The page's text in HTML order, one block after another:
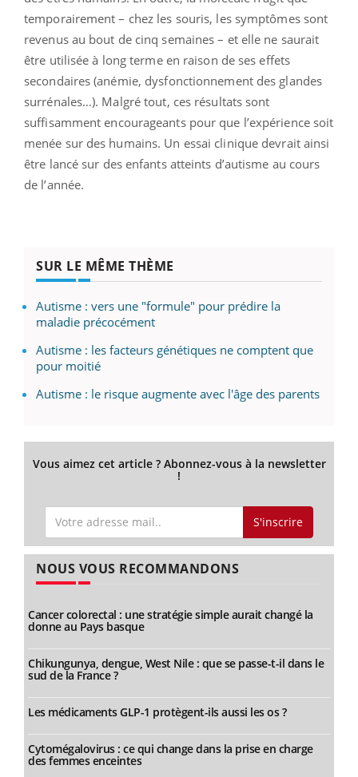
temporairement – chez les souris, les symptômes sont
revenus au bout de cinq semaines – et elle ne saurait
être utilisée à long terme en raison de ses effets
secondaires (anémie, dysfonctionnement des glandes
surrénales…). Malgré tout, ces résultats sont
suffisamment encourageants pour que l’expérience soit
menée sur des humains. Un essai clinique devrait ainsi
être lancé sur des enfants atteints d’autisme au cours
de l’année.
SUR LE MÊME THÈME
Autisme : vers une "formule" pour prédire la
maladie précocément
Autisme : les facteurs génétiques ne comptent que
pour moitié
Autisme : le risque augmente avec l'âge des parents
Vous aimez cet article ? Abonnez-vous à la newsletter
!
S'inscrire
NOUS VOUS RECOMMANDONS
Cancer colorectal : une stratégie simple aurait changé la
donne au Pays basque
Chikungunya, dengue, West Nile : que se passe-t-il dans le
sud de la France ?
Les médicaments GLP-1 protègent-ils aussi les os ?
Cytomégalovirus : ce qui change dans la prise en charge
des femmes enceintes